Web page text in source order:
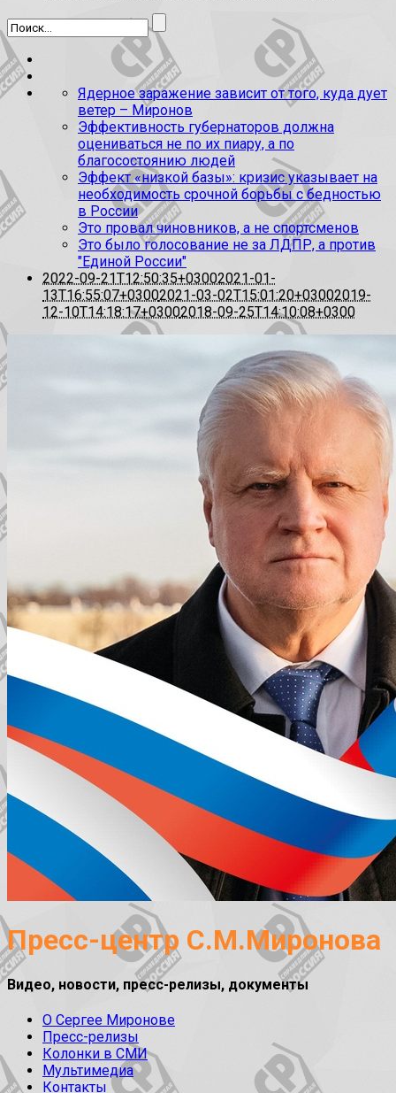
Ядерное заражение зависит от того, куда дует
ветер – Миронов
Эффективность губернаторов должна
оцениваться не по их пиару, а по
благосостоянию людей
Эффект «низкой базы»: кризис указывает на
необходимость срочной борьбы с бедностью
в России
Это провал чиновников, а не спортсменов
Это было голосование не за ЛДПР, а против
"Единой России"
2022-09-21T12:50:35+03002021-01-
13T16:55:07+03002021-03-02T15:01:20+03002019-
12-10T14:18:17+03002018-09-25T14:10:08+0300
Пресс-центр С.М.Миронова
Видео, новости, пресс-релизы, документы
О Сергее Миронове
Пресс-релизы
Колонки в СМИ
Мультимедиа
Контакты